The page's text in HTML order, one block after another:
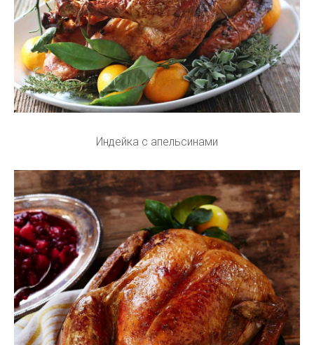
Индейка с апельсинами